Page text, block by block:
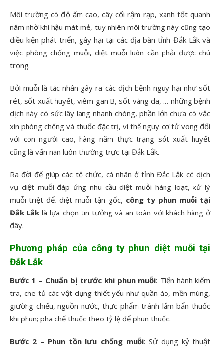
Môi trường có độ ẩm cao, cây cối rậm rạp, xanh tốt quanh
năm nhờ khí hậu mát mẻ, tuy nhiên môi trường này cũng tạo
điều kiện phát triển, gây hại tại các địa bàn tỉnh Đắk Lắk và
việc phòng chống muỗi, diệt muỗi luôn cần phải được chú
trọng.
Bởi muỗi là tác nhân gây ra các dịch bệnh nguy hại như sốt
rét, sốt xuất huyết, viêm gan B, sốt vàng da, … những bệnh
dịch này có sức lây lang nhanh chóng, phần lớn chưa có vắc
xin phòng chống và thuốc đặc trị, vì thế nguy cơ tử vong đối
với con người cao, hàng năm thực trạng sốt xuất huyết
cũng là vấn nạn luôn thường trực tại Đắk Lắk.
Ra đời để giúp các tổ chức, cá nhân ở tỉnh Đắc Lắk có dịch
vụ diệt muỗi đáp ứng nhu cầu diệt muỗi hàng loạt, xử lý
muỗi triệt để, diệt muỗi tận gốc, công ty phun muỗi tại
Đắk Lắk là lựa chọn tin tưởng và an toàn với khách hàng ở
đây.
Phương pháp của công ty phun diệt muỗi tại
Đắk Lắk
Bước 1 – Chuẩn bị trước khi phun muỗi: Tiến hành kiểm
tra, che tủ các vật dụng thiết yếu như quần áo, mền mùng,
giường chiếu, nguồn nước, thực phẩm tránh lấm bẩn thuốc
khi phun; pha chế thuốc theo tỷ lệ để phun thuốc.
Bước 2 – Phun tồn lưu chống muỗi: Sử dụng kỷ thuật